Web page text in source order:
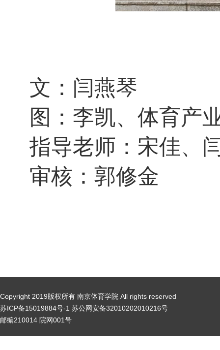
文：闫燕琴
图：李凯、体育产
指导老师：宋佳、
审核：郭修金
Copyright 2019版权所有 南京体育学院 All rights reserved
苏ICP备15019884号-1 苏公网安备32010202010216号
邮编210014 院网001号